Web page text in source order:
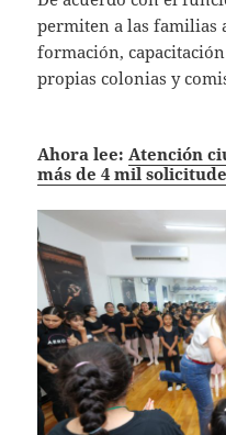
permiten a las familias
formación,
propias colonias y
Ahora lee:Atención
más de 4 mil